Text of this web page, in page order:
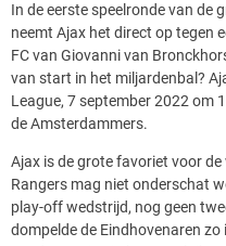
In de eerste speelronde van de
neemt Ajax het direct op tegen
FC van Giovanni van
van start in het miljardenbal?
League, 7 september 2022 om
de Amsterdammers.
Ajax is de grote favoriet voor
Rangers mag niet onderschat
play-off wedstrijd, nog geen
dompelde de Eindhovenaren